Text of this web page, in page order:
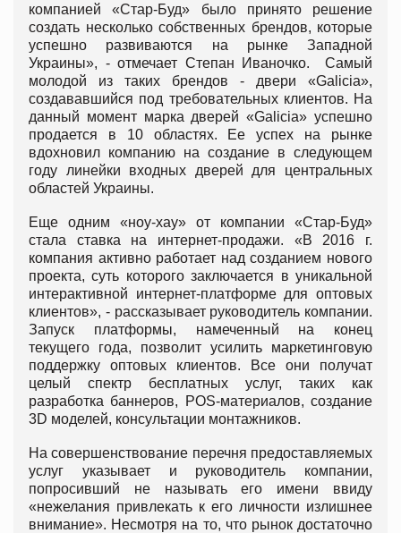
компанией «Стар-Буд» было принято решение
создать несколько собственных брендов, которые
успешно развиваются на рынке Западной
Украины», - отмечает Степан Иваночко. Самый
молодой из таких брендов - двери «Galicia»,
создававшийся под требовательных клиентов. На
данный момент марка дверей «Galicia» успешно
продается в 10 областях. Ее успех на рынке
вдохновил компанию на создание в следующем
году линейки входных дверей для центральных
областей Украины.
Еще одним «ноу-хау» от компании «Стар-Буд»
стала ставка на интернет-продажи. «В 2016 г.
компания активно работает над созданием нового
проекта, суть которого заключается в уникальной
интерактивной интернет-платформе для оптовых
клиентов», - рассказывает руководитель компании.
Запуск платформы, намеченный на конец
текущего года, позволит усилить маркетинговую
поддержку оптовых клиентов. Все они получат
целый спектр бесплатных услуг, таких как
разработка баннеров, POS-материалов, создание
3D моделей, консультации монтажников.
На совершенствование перечня предоставляемых
услуг указывает и руководитель компании,
попросивший не называть его имени ввиду
«нежелания привлекать к его личности излишнее
внимание». Несмотря на то, что рынок достаточно